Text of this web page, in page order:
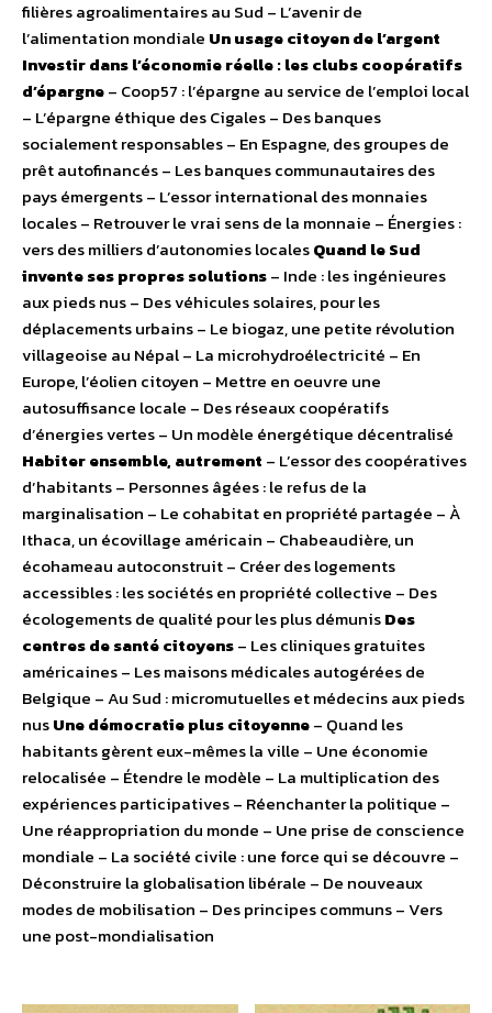
filières agroalimentaires au Sud – L’avenir de
l’alimentation mondiale Un usage citoyen de l’argent
Investir dans l’économie réelle : les clubs coopératifs
d’épargne– Coop57 : l’épargne au service de l’emploi local
– L’épargne éthique des Cigales – Des banques
socialement responsables – En Espagne, des groupes de
prêt autofinancés – Les banques communautaires des
pays émergents – L’essor international des monnaies
locales – Retrouver le vrai sens de la monnaie – Énergies :
vers des milliers d’autonomies localesQuand le Sud
invente ses propres solutions– Inde : les ingénieures
aux pieds nus – Des véhicules solaires, pour les
déplacements urbains – Le biogaz, une petite révolution
villageoise au Népal – La microhydroélectricité – En
Europe, l’éolien citoyen – Mettre en oeuvre une
autosuffisance locale – Des réseaux coopératifs
d’énergies vertes – Un modèle énergétique décentralisé
Habiter ensemble, autrement – L’essor des coopératives
d’habitants – Personnes âgées : le refus de la
marginalisation – Le cohabitat en propriété partagée – À
Ithaca, un écovillage américain – Chabeaudière, un
écohameau autoconstruit – Créer des logements
accessibles : les sociétés en propriété collective – Des
écologements de qualité pour les plus démunisDes
centres de santé citoyens– Les cliniques gratuites
américaines – Les maisons médicales autogérées de
Belgique – Au Sud : micromutuelles et médecins aux pieds
nusUne démocratie plus citoyenne– Quand les
habitants gèrent eux-mêmes la ville – Une économie
relocalisée – Étendre le modèle – La multiplication des
expériences participatives – Réenchanter la politique –
Une réappropriation du monde – Une prise de conscience
mondiale – La société civile : une force qui se découvre –
Déconstruire la globalisation libérale – De nouveaux
modes de mobilisation – Des principes communs – Vers
une post-mondialisation